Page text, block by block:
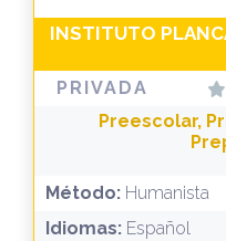
INSTITUTO
PRIVADA
Preescolar,
Método: Humanista
Idiomas: Español